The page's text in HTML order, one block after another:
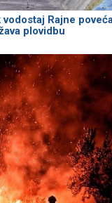
Rajne
plovidbu